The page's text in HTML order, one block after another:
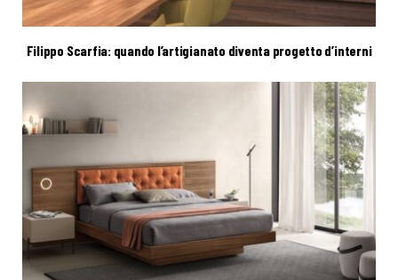
Filippo Scarfia: quando l’artigianato diventa progetto d’interni